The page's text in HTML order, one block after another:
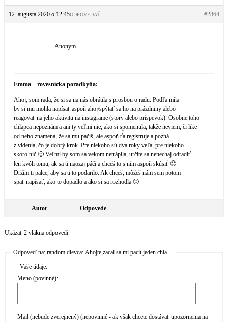
12. augusta 2020 o 12:45 #2864
ODPOVEDAŤ
Anonym
Emma – rovesnícka poradkyňa:
Ahoj, som rada, že si sa na nás obrátila s prosbou o radu. Podľa mňa
by si mu mohla napísať aspoň ahoj/spýtať sa ho na prázdniny alebo
reagovať na jeho aktivitu na instagrame (story alebo príspevok). Osobne toho
chlapca nepoznám a ani ty veľmi nie, ako si spomenula, takže neviem, či like
od neho znamená, že sa mu páčiš, ale aspoň ťa registruje a pozná
z videnia, čo je dobrý krok. Pre niekoho sú dva roky veľa, pre niekoho
skoro nič 🙂 Veľmi by som sa vekom netrápila, určite sa nenechaj odradiť
len kvôli tomu, ak sa ti naozaj páči a chceš to s ním aspoň skúsiť 🙂
Držím ti palce, aby sa ti to podarilo. Ak chceš, môžeš nám sem potom
späť napísať, ako to dopadlo a ako si sa rozhodla 🙂
Autor Odpovede
Ukázať 2 vlákna odpovedí
Odpoveď na: random dievca: Ahojte,zacal sa mi pacit jeden chla…
Vaše údaje:
Meno (povinné):
Mail (nebude zverejnený) (nepovinné - ak však chcete dostávať upozornenia na